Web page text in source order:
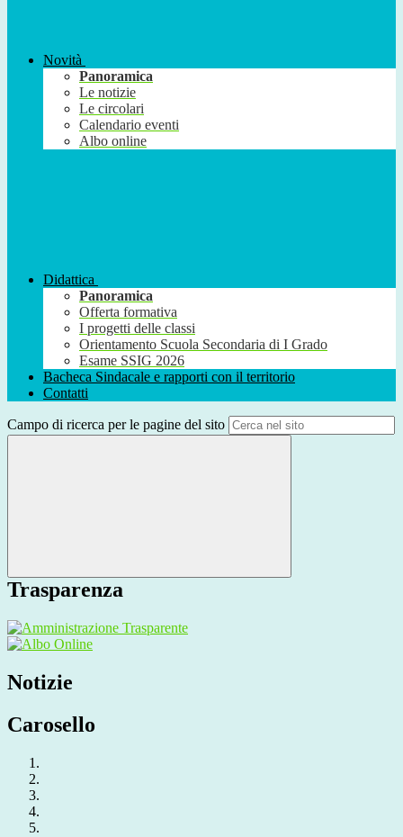
Novità
Panoramica
Le notizie
Le circolari
Calendario eventi
Albo online
Didattica
Panoramica
Offerta formativa
I progetti delle classi
Orientamento Scuola Secondaria di I Grado
Esame SSIG 2026
Bacheca Sindacale e rapporti con il territorio
Contatti
Campo di ricerca per le pagine del sito
Trasparenza
Notizie
Carosello